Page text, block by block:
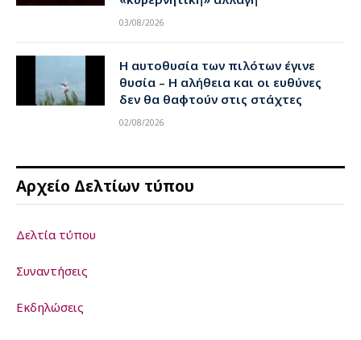
03/08/2026
Η αυτοθυσία των πιλότων έγινε
θυσία – Η αλήθεια και οι ευθύνες
δεν θα θαφτούν στις στάχτες
02/08/2026
Αρχείο Δελτίων τύπου
Δελτία τύπου
Συναντήσεις
Εκδηλώσεις